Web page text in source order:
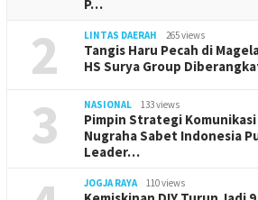
P…
2 LINTAS DAERAH 265 views
Tangis Haru Pecah di
HS Surya Group
3 NASIONAL 133 views
Pimpin Strategi Komunikasi
Nugraha Sabet Indonesia
Leader…
JOGJA RAYA 110 views